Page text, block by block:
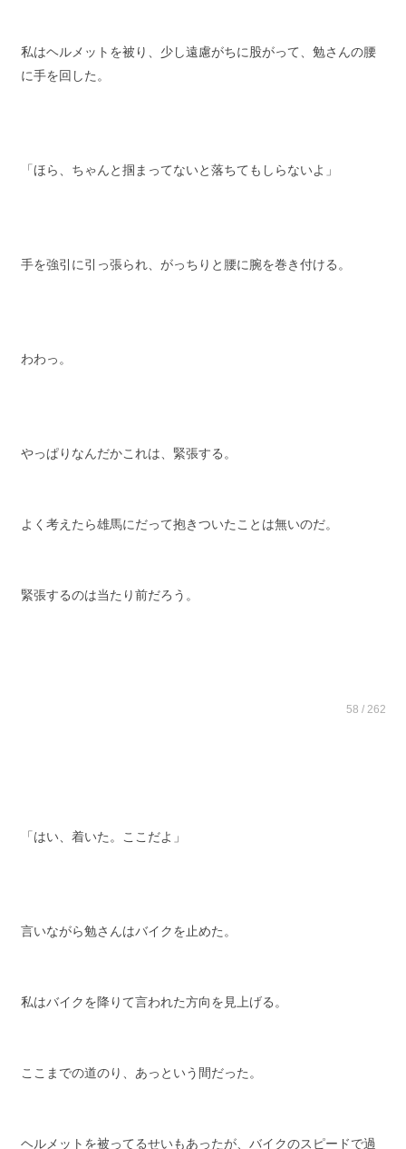
私はヘルメットを被り、少し遠慮がちに股がって、勉さんの腰
に手を回した。
「ほら、ちゃんと掴まってないと落ちてもしらないよ」
手を強引に引っ張られ、がっちりと腰に腕を巻き付ける。
わわっ。
やっぱりなんだかこれは、緊張する。
よく考えたら雄馬にだって抱きついたことは無いのだ。
緊張するのは当たり前だろう。
58 / 262
「はい、着いた。ここだよ」
言いながら勉さんはバイクを止めた。
私はバイクを降りて言われた方向を見上げる。
ここまでの道のり、あっという間だった。
ヘルメットを被ってるせいもあったが、バイクのスピードで過